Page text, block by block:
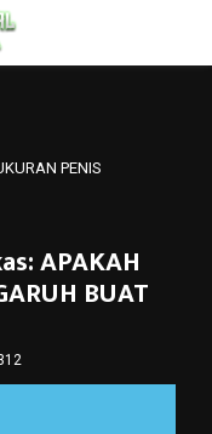
PENIS
APAKAH
BUAT